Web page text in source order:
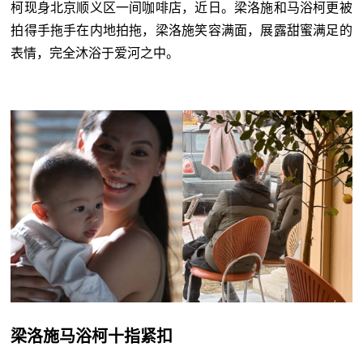
柯现身北京顺义区一间咖啡店，近日。梁洛施和马浴柯更被
拍得手拖手在内地拍拖，梁洛施笑容满面，展露甜蜜满足的
表情，完全沐浴于爱河之中。
梁洛施马浴柯十指紧扣